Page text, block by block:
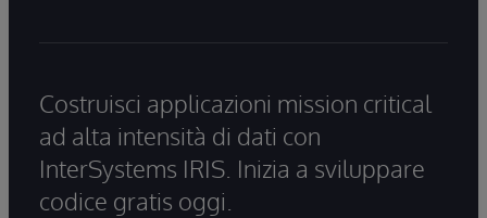
Costruisci applicazioni mission critical
ad alta intensità di dati con
InterSystems IRIS. Inizia a sviluppare
codice gratis oggi.